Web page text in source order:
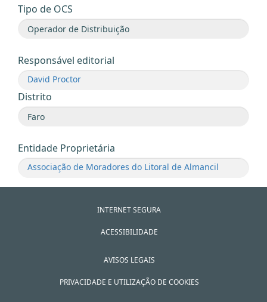
Tipo de OCS
Responsável editorial
David Proctor
Distrito
Entidade Proprietária
Associação de Moradores do Litoral de Almancil
INTERNET SEGURA
ACESSIBILIDADE
AVISOS LEGAIS
PRIVACIDADE E UTILIZAÇÃO DE COOKIES